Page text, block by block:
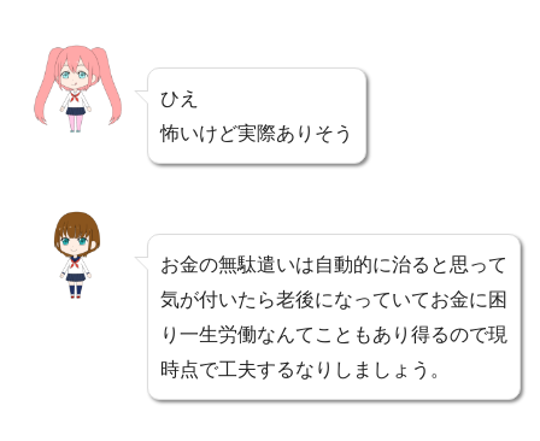
ひえ
怖いけど実際ありそう
お金の無駄遣いは自動的に治ると思って
気が付いたら老後になっていてお金に困
り一生労働なんてこともあり得るので現
時点で工夫するなりしましょう。